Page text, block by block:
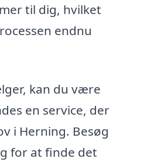
til dig, hvilket
endnu
kan du være
en service, der
i Herning. Besøg
for at finde det